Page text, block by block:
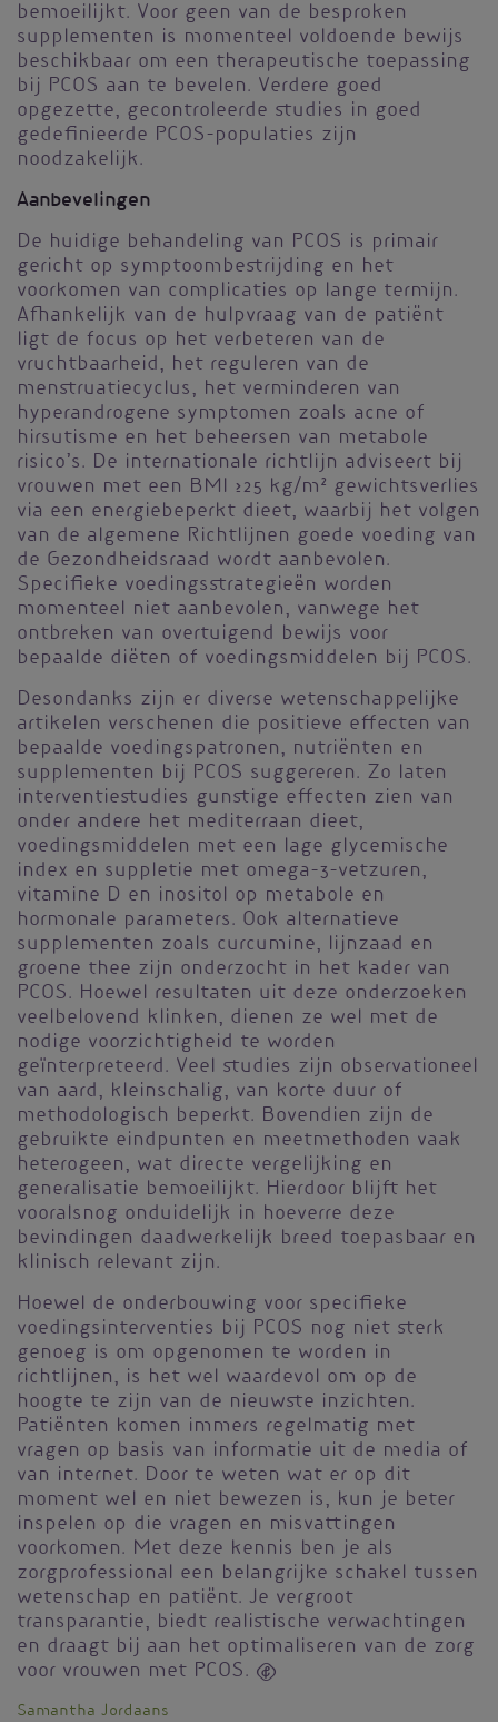
bemoeilijkt. Voor geen van de besproken
supplementen is momenteel voldoende bewijs
beschikbaar om een therapeutische toepassing
bij PCOS aan te bevelen. Verdere goed
opgezette, gecontroleerde studies in goed
gedefinieerde PCOS-populaties zijn
noodzakelijk.
Aanbevelingen
De huidige behandeling van PCOS is primair
gericht op symptoombestrijding en het
voorkomen van complicaties op lange termijn.
Afhankelijk van de hulpvraag van de patiënt
ligt de focus op het verbeteren van de
vruchtbaarheid, het reguleren van de
menstruatiecyclus, het verminderen van
hyperandrogene symptomen zoals acne of
hirsutisme en het beheersen van metabole
risico’s. De internationale richtlijn adviseert bij
vrouwen met een BMI ≥25 kg/m² gewichtsverlies
via een energiebeperkt dieet, waarbij het volgen
van de algemene Richtlijnen goede voeding van
de Gezondheidsraad wordt aanbevolen.
Specifieke voedingsstrategieën worden
momenteel niet aanbevolen, vanwege het
ontbreken van overtuigend bewijs voor
bepaalde diëten of voedingsmiddelen bij PCOS.
Desondanks zijn er diverse wetenschappelijke
artikelen verschenen die positieve effecten van
bepaalde voedingspatronen, nutriënten en
supplementen bij PCOS suggereren. Zo laten
interventiestudies gunstige effecten zien van
onder andere het mediterraan dieet,
voedingsmiddelen met een lage glycemische
index en suppletie met omega-3-vetzuren,
vitamine D en inositol op metabole en
hormonale parameters. Ook alternatieve
supplementen zoals curcumine, lijnzaad en
groene thee zijn onderzocht in het kader van
PCOS. Hoewel resultaten uit deze onderzoeken
veelbelovend klinken, dienen ze wel met de
nodige voorzichtigheid te worden
geïnterpreteerd. Veel studies zijn observationeel
van aard, kleinschalig, van korte duur of
methodologisch beperkt. Bovendien zijn de
gebruikte eindpunten en meetmethoden vaak
heterogeen, wat directe vergelijking en
generalisatie bemoeilijkt. Hierdoor blijft het
vooralsnog onduidelijk in hoeverre deze
bevindingen daadwerkelijk breed toepasbaar en
klinisch relevant zijn.
Hoewel de onderbouwing voor specifieke
voedingsinterventies bij PCOS nog niet sterk
genoeg is om opgenomen te worden in
richtlijnen, is het wel waardevol om op de
hoogte te zijn van de nieuwste inzichten.
Patiënten komen immers regelmatig met
vragen op basis van informatie uit de media of
van internet. Door te weten wat er op dit
moment wel en niet bewezen is, kun je beter
inspelen op die vragen en misvattingen
voorkomen. Met deze kennis ben je als
zorgprofessional een belangrijke schakel tussen
wetenschap en patiënt. Je vergroot
transparantie, biedt realistische verwachtingen
en draagt bij aan het optimaliseren van de zorg
voor vrouwen met PCOS. 
Samantha Jordaans